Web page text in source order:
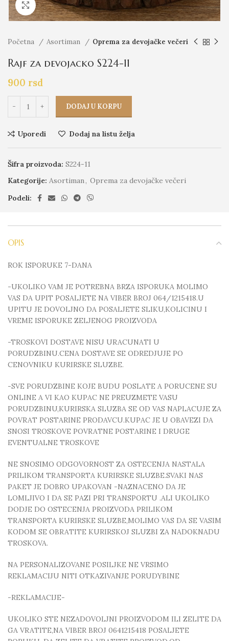
Click to enlarge
Početna Asortiman Oprema za devojačke večeri
Rajf za devojacko S224-11
900 rsd
DODAJ U KORPU
Uporedi Dodaj na listu želja
Šifra proizvoda: S224-11
Kategorije: Asortiman, Oprema za devojačke večeri
Podeli:
OPIS
ROK ISPORUKE 7-DANA
-UKOLIKO VAM JE POTREBNA BRZA ISPORUKA MOLIMO
VAS DA UPIT POSALJETE NA VIBER BROJ 064/1215418.U
UPITU JE DOVOLJNO DA POSALJETE SLIKU,KOLICINU I
VREME ISPORUKE ZELJENOG PROIZVODA
-TROSKOVI DOSTAVE NISU URACUNATI U
PORUDZBINU.CENA DOSTAVE SE ODREDJUJE PO
CENOVNIKU KURIRSKE SLUZBE.
-SVE PORUDZBINE KOJE BUDU POSLATE A PORUCENE SU
ONLINE A VI KAO KUPAC NE PREUZMETE VASU
PORUDZBINU,KURIRSKA SLUZBA SE OD VAS NAPLACUJE ZA
POVRAT POSTARINE PRODAVCU.KUPAC JE U OBAVEZI DA
SNOSI TROSKOVE POVRATNE POSTARINE I DRUGE
EVENTUALNE TROSKOVE
NE SNOSIMO ODGOVORNOST ZA OSTECENJA NASTALA
PRILIKOM TRANSPORTA KURIRSKE SLUZBE.SVAKI NAS
PAKET JE DOBRO UPAKOVAN -NAZNACENO DA JE
LOMLJIVO I DA SE PAZI PRI TRANSPORTU .ALI UKOLIKO
DODJE DO OSTECENJA PROIZVODA PRILIKOM
TRANSPORTA KURIRSKE SLUZBE,MOLIMO VAS DA SE VASIM
KODOM SE OBRATITE KURIRSKOJ SLUZBI ZA NADOKNADU
TROSKOVA.
NA PERSONALIZOVANE POSILJKE NE VRSIMO
REKLAMACIJU NITI OTKAZIVANJE PORUDYBINE
-REKLAMACIJE-
UKOLIKO STE NEZADOVOLJNI PROIZVODOM ILI ZELITE DA
GA VRATITE,NA VIBER BROJ 0641215418 POSALJETE